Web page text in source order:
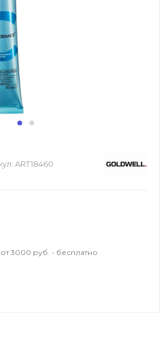
ART18460
3000 руб. - бесплатно